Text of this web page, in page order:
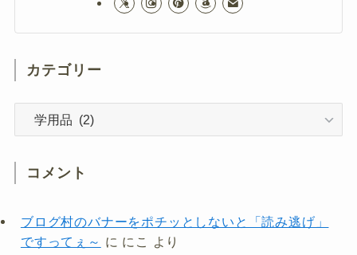
カテゴリー
コメント
ブログ村のバナーをポチッとしないと「読み逃げ」
ですってぇ～ に にこ より